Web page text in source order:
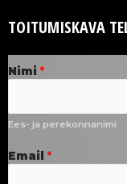
TOITUMISKAVA
Nimi *
Ees- ja perekonnanimi
Email *